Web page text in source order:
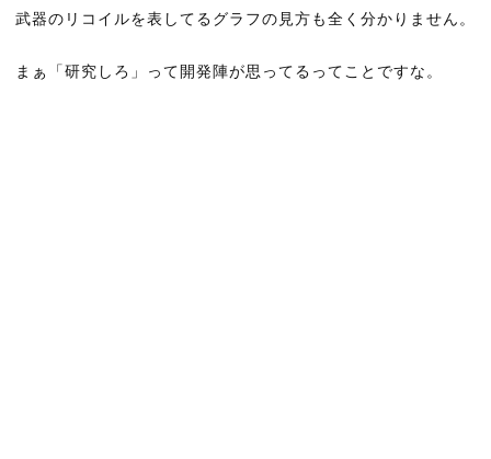
武器のリコイルを表してるグラフの見方も全く分かりません。
まぁ「研究しろ」って開発陣が思ってるってことですな。